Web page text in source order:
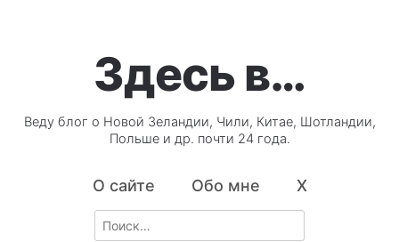
Здесь в…
Веду блог о Новой Зеландии, Чили, Китае, Шотландии,
Польше и др. почти 24 года.
О сайте Обо мне X
Search
for: